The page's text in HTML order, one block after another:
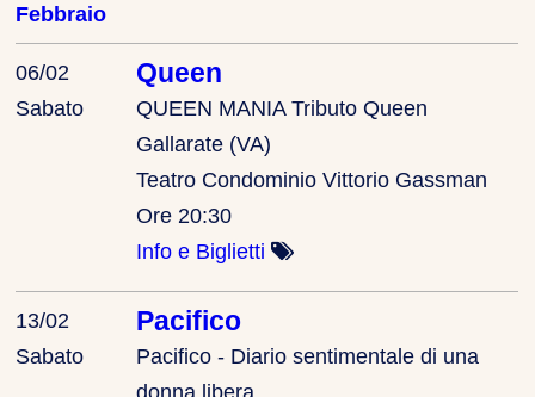
Febbraio
06/02
Sabato
Queen
QUEEN MANIA Tributo Queen
Gallarate (VA)
Teatro Condominio Vittorio Gassman
Ore 20:30
Info e Biglietti
13/02
Sabato
Pacifico
Pacifico - Diario sentimentale di una
donna libera